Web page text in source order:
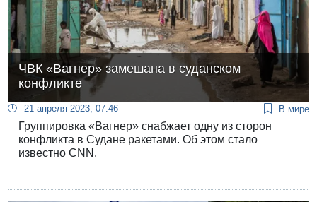
ЧВК «Вагнер» замешана в суданском
конфликте
21 апреля 2023, 07:46 В мире
Группировка «Вагнер» снабжает одну из сторон
конфликта в Судане ракетами. Об этом стало
известно CNN.